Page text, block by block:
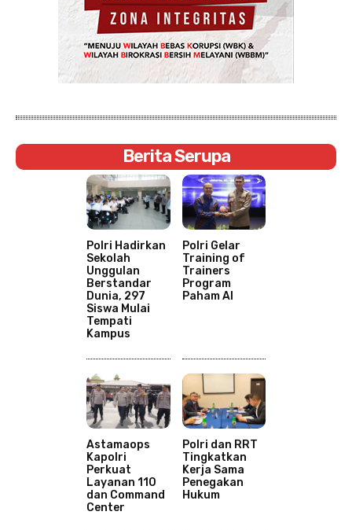
Berita Serupa
Polri Hadirkan
Sekolah
Unggulan
Berstandar
Dunia, 297
Siswa Mulai
Tempati
Kampus
Polri Gelar
Training of
Trainers
Program
Paham AI
Astamaops
Kapolri
Perkuat
Layanan 110
dan Command
Center
Polri dan RRT
Tingkatkan
Kerja Sama
Penegakan
Hukum